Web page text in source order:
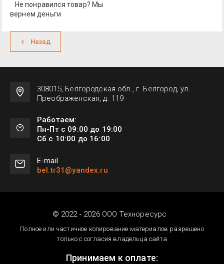
Не понравился товар? Мы
вернем деньги
Назад
308015, Белгородская обл., г. Белгород, ул.
Преображенская, д. 119
Работаем:
Пн-Пт с 09:00 до 19:00
Сб с 10:00 до 16:00
Е-mail
bel.tr31@yandex.ru
© 2022 - 2026 ООО Техноресурс
Полное или частичное копирование материалов разрешено
только с согласия владельца сайта
Принимаем к оплате: